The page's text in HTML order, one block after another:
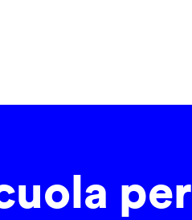
per